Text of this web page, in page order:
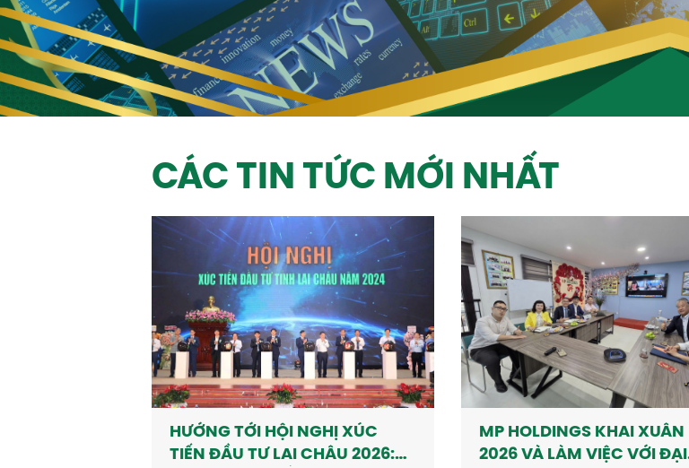
CÁC TIN TỨC MỚI NHẤT
HƯỚNG TỚI HỘI NGHỊ XÚC
TIẾN ĐẦU TƯ LAI CHÂU 2026:
MP HOLDINGS KHAI XUÂN
2026 VÀ LÀM VIỆC VỚI ĐẠI